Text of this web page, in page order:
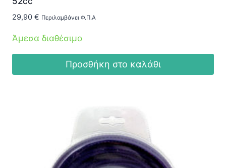
29,90 € Περιλαμβάνει Φ.Π.Α
Άμεσα διαθέσιμο
Προσθήκη στο καλάθι